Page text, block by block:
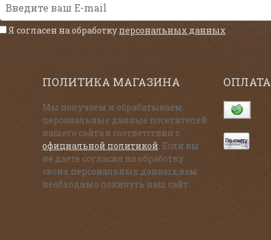
Я согласен на обработку персональных данных
ПОЛИТИКА МАГАЗИНА
Мы получаем и обрабатываем
персональные данные посетителей
нашего сайта в соответствии с
официальной политикой. Если вы
не даете согласия на обработку
своих персональных данных,вам
необходимо покинуть наш сайт.
ОПЛАТА